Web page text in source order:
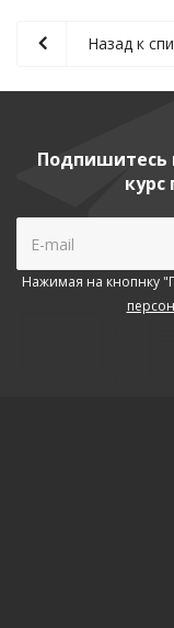
Назад к
Подпишитесь
курс
Нажимая на кнопнку